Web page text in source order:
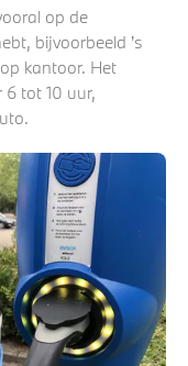
op de
bijvoorbeeld ’s
kantoor. Het
tot 10 uur,